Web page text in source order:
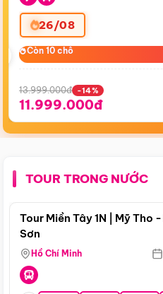
26/08
Còn 10 chỗ
Còn 10 chỗ
13.999.000đ -14%
11.999.000đ
TOUR TRONG NƯỚC
Tour Miền Tây 1N | Mỹ Tho
Sơn
Hồ Chí Minh